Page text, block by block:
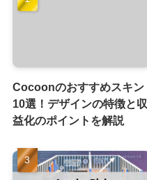
Cocoonのおすすめスキン
10選！デザインの特徴と収
益化のポイントを解説